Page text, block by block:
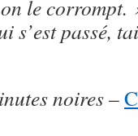
le corrompt.
s’est passé,
noires–